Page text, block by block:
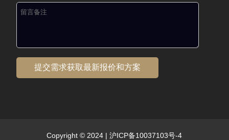
Copyright © 2024 | 沪ICP备10037103号-4